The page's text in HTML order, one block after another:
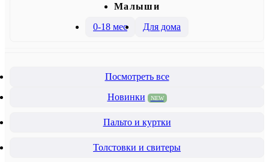
Малыши
0-18 мес
Для дома
Посмотреть все
Новинки
NEW
Пальто и куртки
Толстовки и свитеры